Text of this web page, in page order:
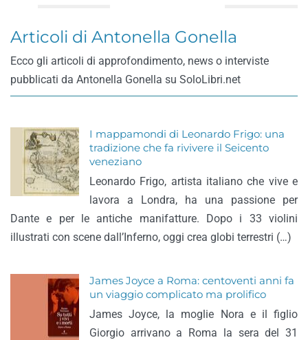
Articoli di Antonella Gonella
Ecco gli articoli di approfondimento, news o interviste
pubblicati da Antonella Gonella su SoloLibri.net
I mappamondi di Leonardo Frigo: una
tradizione che fa rivivere il Seicento
veneziano
Leonardo Frigo, artista italiano che vive e
lavora a Londra, ha una passione per
Dante e per le antiche manifatture. Dopo i 33 violini
illustrati con scene dall’Inferno, oggi crea globi terrestri (…)
James Joyce a Roma: centoventi anni fa
un viaggio complicato ma prolifico
James Joyce, la moglie Nora e il figlio
Giorgio arrivano a Roma la sera del 31